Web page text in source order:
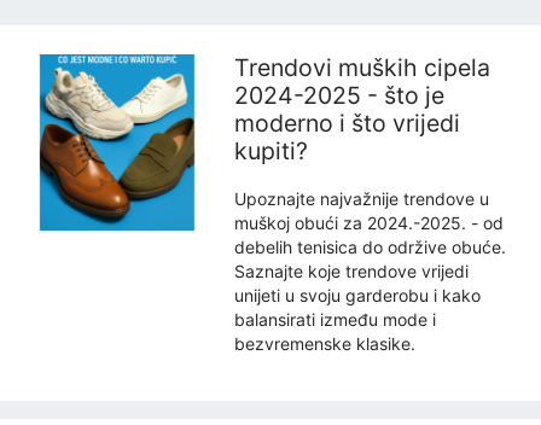
Trendovi muških cipela
2024-2025 - što je
moderno i što vrijedi
kupiti?
Upoznajte najvažnije trendove u
muškoj obući za 2024.-2025. - od
debelih tenisica do održive obuće.
Saznajte koje trendove vrijedi
unijeti u svoju garderobu i kako
balansirati između mode i
bezvremenske klasike.